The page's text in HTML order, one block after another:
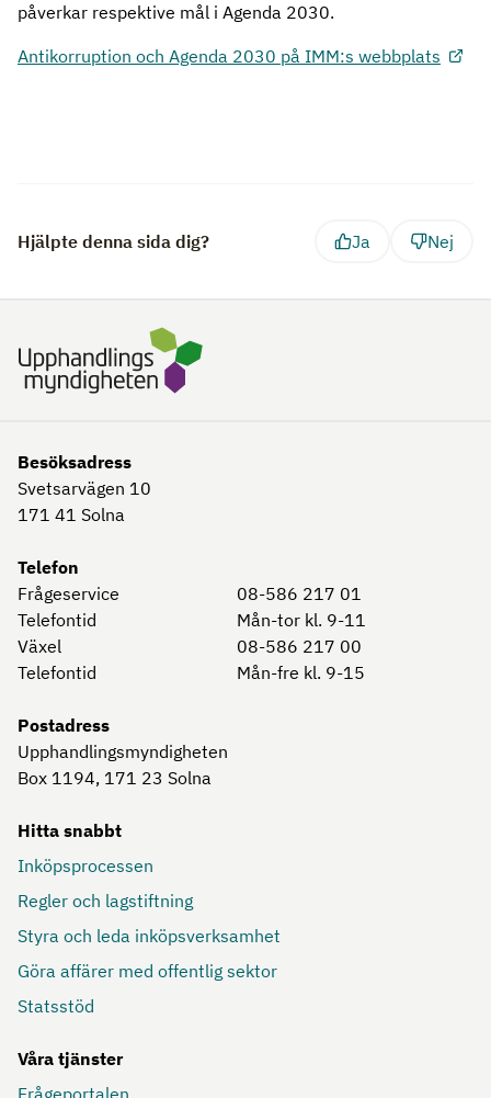
påverkar respektive mål i Agenda 2030.
Antikorruption och Agenda 2030 på IMM:s webbplats
Hjälpte denna sida dig? Ja Nej
Besöksadress
Svetsarvägen 10
171 41 Solna
Telefon
Frågeservice
08-586 217 01
Telefontid
Mån-tor kl. 9-11
Växel
08-586 217 00
Telefontid
Mån-fre kl. 9-15
Postadress
Upphandlingsmyndigheten
Box 1194, 171 23 Solna
Hitta snabbt
Inköpsprocessen
Regler och lagstiftning
Styra och leda inköpsverksamhet
Göra affärer med offentlig sektor
Statsstöd
Våra tjänster
Frågeportalen